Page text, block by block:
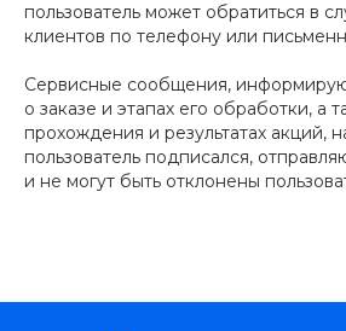
пользователь может обратиться в
клиентов по телефону или
Сервисные сообщения,
о заказе и этапах его обработки, а
прохождения и результатах акций,
пользователь подписался,
и не могут быть отклонены